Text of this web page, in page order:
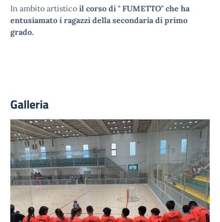
In ambito artistico il corso di " FUMETTO" che ha
entusiamato i ragazzi della secondaria di primo
grado.
Galleria